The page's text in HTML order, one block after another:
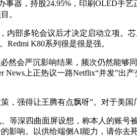
事器，持股24.95%，印刷OLED手
。
部多轮会议后才决定启动立项。
K80系列很是很是强。
会严沉影响结果，频次仍然能够
上正热议一路Netflix“并发”出
强得让王腾有点飘呀”。对于美国
深四曲面屏设想，称本人的账号
响。以供给端侧AI能力，请你去